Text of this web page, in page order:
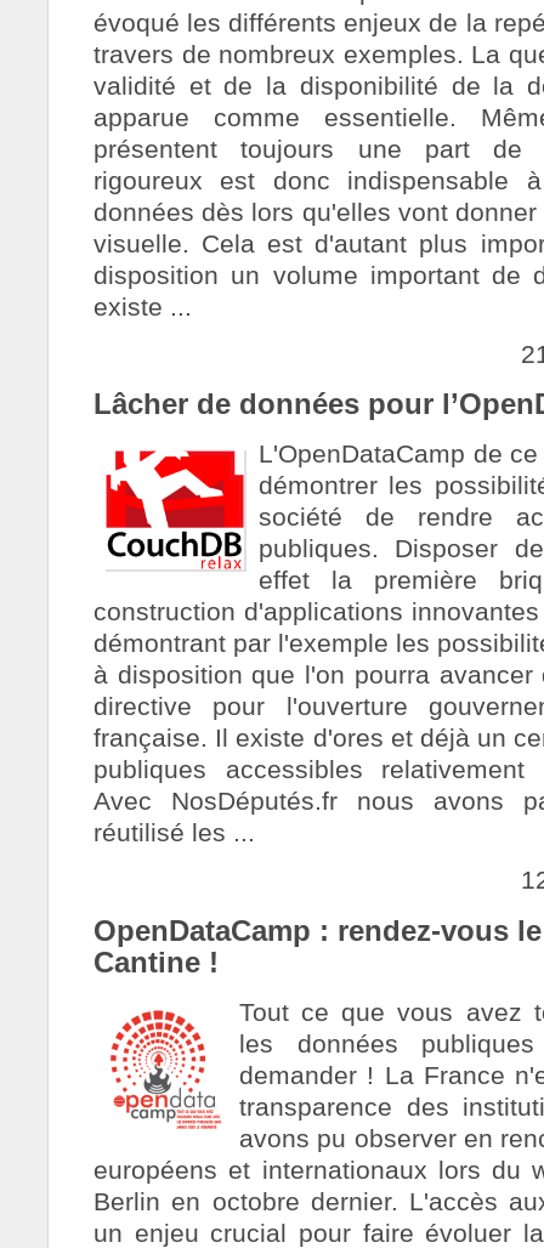
évoqué les différents enjeux de la
travers de nombreux exemples. La
validité et de la disponibilité de la
apparue comme essentielle.
présentent toujours une part de
rigoureux est donc indispensable
données dès lors qu'elles vont
visuelle. Cela est d'autant plus
disposition un volume important de
existe ...
Lâcher de données pour
L'OpenDataCamp de
démontrer les
société de rendre
publiques. Disposer
effet la première
construction d'applications
démontrant par l'exemple les
à disposition que l'on pourra
directive pour l'ouverture
française. Il existe d'ores et déjà un
publiques accessibles
Avec NosDéputés.fr nous avons
réutilisé les ...
OpenDataCamp : rendez-vous
Cantine !
Tout ce que vous avez
les données
demander ! La France
transparence des
avons pu observer en
européens et internationaux lors du
Berlin en octobre dernier. L'accès
un enjeu crucial pour faire évoluer